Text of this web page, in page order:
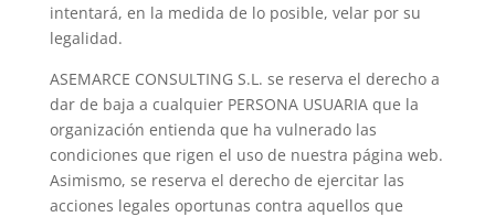
intentará, en la medida de lo posible, velar por su
legalidad.
ASEMARCE CONSULTING S.L. se reserva el derecho a
dar de baja a cualquier PERSONA USUARIA que la
organización entienda que ha vulnerado las
condiciones que rigen el uso de nuestra página web.
Asimismo, se reserva el derecho de ejercitar las
acciones legales oportunas contra aquellos que